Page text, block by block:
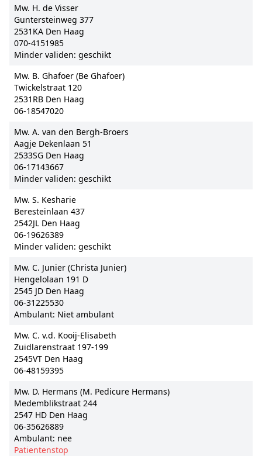
Mw. H. de Visser
Guntersteinweg 377
2531KA Den Haag
070-4151985
Minder validen: geschikt
Mw. B. Ghafoer (Be Ghafoer)
Twickelstraat 120
2531RB Den Haag
06-18547020
Mw. A. van den Bergh-Broers
Aagje Dekenlaan 51
2533SG Den Haag
06-17143667
Minder validen: geschikt
Mw. S. Kesharie
Beresteinlaan 437
2542JL Den Haag
06-19626389
Minder validen: geschikt
Mw. C. Junier (Christa Junier)
Hengelolaan 191 D
2545 JD Den Haag
06-31225530
Ambulant: Niet ambulant
Mw. C. v.d. Kooij-Elisabeth
Zuidlarenstraat 197-199
2545VT Den Haag
06-48159395
Mw. D. Hermans (M. Pedicure Hermans)
Medemblikstraat 244
2547 HD Den Haag
06-35626889
Ambulant: nee
Patientenstop